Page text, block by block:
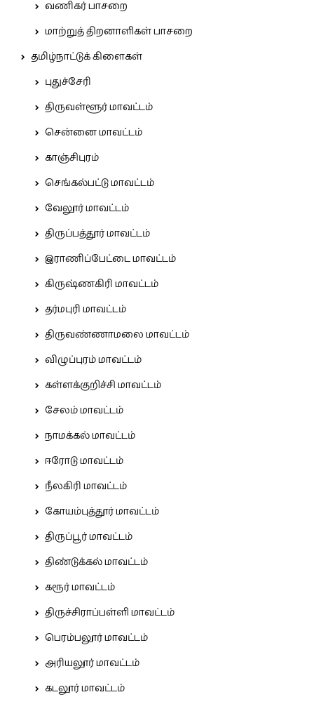
வணிகர் பாசறை
மாற்றுத் திறனாளிகள் பாசறை
தமிழ்நாட்டுக் கிளைகள்
புதுச்சேரி
திருவள்ளூர் மாவட்டம்
சென்னை மாவட்டம்
காஞ்சிபுரம்
செங்கல்பட்டு மாவட்டம்
வேலூர் மாவட்டம்
திருப்பத்தூர் மாவட்டம்
இராணிப்பேட்டை மாவட்டம்
கிருஷ்ணகிரி மாவட்டம்
தர்மபுரி மாவட்டம்
திருவண்ணாமலை மாவட்டம்
விழுப்புரம் மாவட்டம்
கள்ளக்குறிச்சி மாவட்டம்
சேலம் மாவட்டம்
நாமக்கல் மாவட்டம்
ஈரோடு மாவட்டம்
நீலகிரி மாவட்டம்
கோயம்புத்தூர் மாவட்டம்
திருப்பூர் மாவட்டம்
திண்டுக்கல் மாவட்டம்
கரூர் மாவட்டம்
திருச்சிராப்பள்ளி மாவட்டம்
பெரம்பலூர் மாவட்டம்
அரியலூர் மாவட்டம்
கடலூர் மாவட்டம்